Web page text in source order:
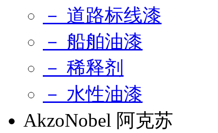
－ 道路标线漆
－ 船舶油漆
－ 稀释剂
－ 水性油漆
AkzoNobel 阿克苏